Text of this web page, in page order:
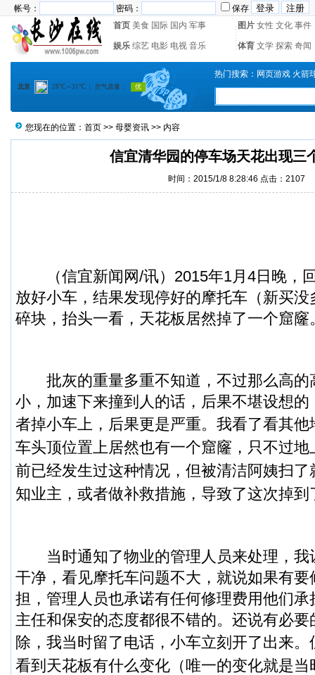
帐号： 密码：
保存
首页 美食 国际 国内 军事 图片 女性 文化 事件
娱乐 综艺 电影 电视 音乐 体育 文学 探索 奇闻
热门搜索： 网页游戏 火箭
您现在的位置： 首页 >> 母婴资讯 >> 内容
信宜清华园的停车场天花出现三
时间：2015/1/8 8:28:46 点击： 2107
（信宜新闻 网/讯）2015年1月4日晚，
放好小车，结果发现停好的摩托车（新买
碎块，抬头一看，天花板居然掉了一个窟窿
批灰的重量多重不知道，不过那么高的
小，加速下来撞到人的话，后果不堪设想
者掉小车上，后果更是严重。 我看了看其他
车头顶位置上居然也有一个窟窿，只不过
前已经发生过这种情况，但被清洁阿姨扫
知业主，或者做补救措施，导致了这次掉
当时通知了物业的管理人员来处理，我
干净，看见摩托车问题不大，就说如果有
担，管理人员也承诺有任何修理费用他们
主任和保安的态度都很不错的。还说有必
除，我当时留了电话，小车立刻开了出来。
看到天花板有什么变化（唯一的变化就是